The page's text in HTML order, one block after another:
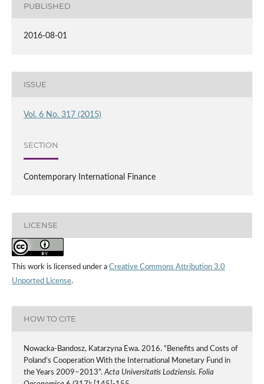
PUBLISHED
2016-08-01
ISSUE
Vol. 6 No. 317 (2015)
SECTION
Contemporary International Finance
LICENSE
This work is licensed under a Creative Commons Attribution 3.0
Unported License.
HOW TO CITE
Nowacka-Bandosz, Katarzyna Ewa. 2016. “Benefits and Costs of
Poland’s Cooperation With the International Monetary Fund in
the Years 2009–2013”. Acta Universitatis Lodziensis. Folia